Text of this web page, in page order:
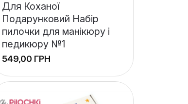
Для Коханої
Подарунковий Набір
пилочки для манікюру і
педикюру №1
ГРН